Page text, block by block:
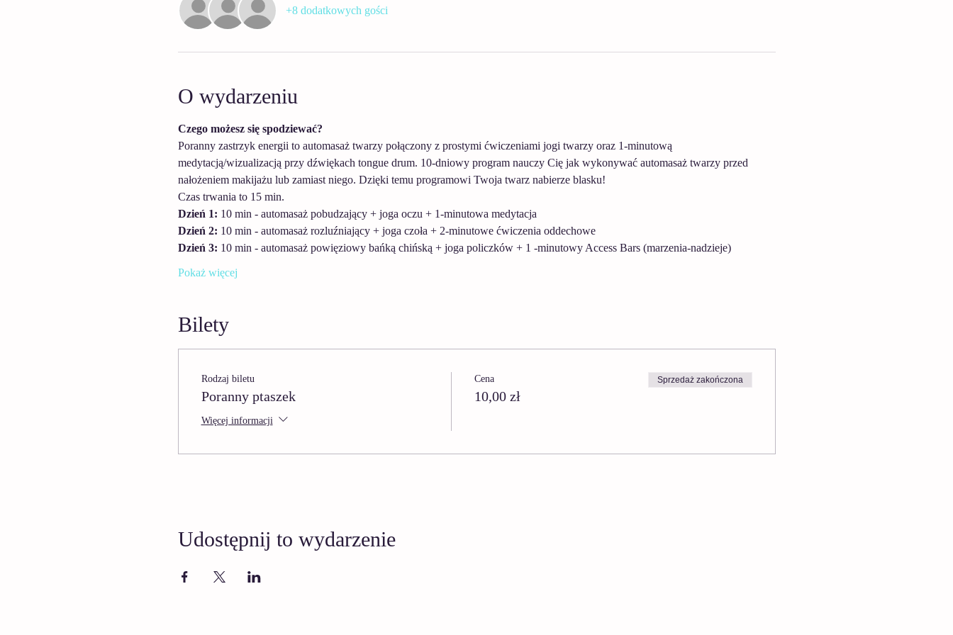
+8 dodatkowych gości
O wydarzeniu
Czego możesz się spodziewać?
Poranny zastrzyk energii to automasaż twarzy połączony z prostymi ćwiczeniami jogi twarzy oraz 1-minutową
medytacją/wizualizacją przy dźwiękach tongue drum. 10-dniowy program nauczy Cię jak wykonywać automasaż twarzy przed
nałożeniem makijażu lub zamiast niego. Dzięki temu programowi Twoja twarz nabierze blasku!
Czas trwania to 15 min.
Dzień 1: 10 min - automasaż pobudzający + joga oczu + 1-minutowa medytacja
Dzień 2: 10 min - automasaż rozluźniający + joga czoła + 2-minutowe ćwiczenia oddechowe
Dzień 3: 10 min - automasaż powięziowy bańką chińską + joga policzków + 1 -minutowy Access Bars (marzenia-nadzieje)
Pokaż więcej
Bilety
Rodzaj biletu
Poranny ptaszek
Więcej informacji
Cena
10,00 zł
Sprzedaż zakończona
Udostępnij to wydarzenie